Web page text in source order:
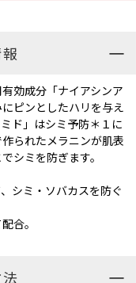
効成分「ナイアシンア
ピンとしたハリを与え
ド」はシミ予防＊１に
られたメラニンが肌表
シミを防ぎます。
シミ・ソバカスを防ぐ
合。